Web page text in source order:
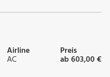
Airline
AC
Preis
ab 603,00 €